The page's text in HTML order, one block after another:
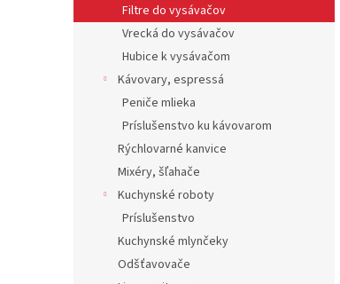
Filtre do vysávačov
Vrecká do vysávačov
Hubice k vysávačom
Kávovary, espressá
Peniče mlieka
Príslušenstvo ku kávovarom
Rýchlovarné kanvice
Mixéry, šľahače
Kuchynské roboty
Príslušenstvo
Kuchynské mlynčeky
Odšťavovače